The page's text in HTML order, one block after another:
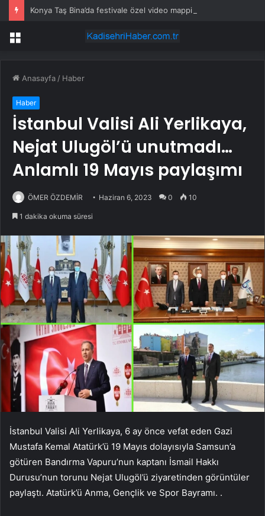
Menü
Anasayfa / Haber
Haber
İstanbul Valisi Ali Yerlikaya,
Nejat Ulugöl’ü unutmadı…
Anlamlı 19 Mayıs paylaşımı
ÖMER ÖZDEMİR Haziran 6, 2023 0 10
1 dakika okuma süresi
İstanbul Valisi Ali Yerlikaya, 6 ay önce vefat eden Gazi
Mustafa Kemal Atatürk’ü 19 Mayıs dolayısıyla Samsun’a
götüren Bandırma Vapuru’nun kaptanı İsmail Hakkı
Durusu’nun torunu Nejat Ulugöl’ü ziyaretinden görüntüler
paylaştı. Atatürk’ü Anma, Gençlik ve Spor Bayramı. .